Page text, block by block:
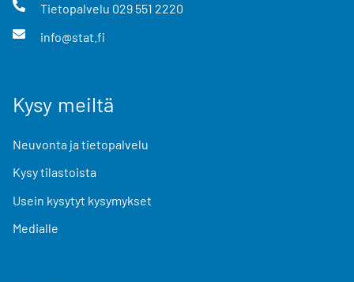
Tietopalvelu 029 551 2220
info@stat.fi
Kysy meiltä
Neuvonta ja tietopalvelu
Kysy tilastoista
Usein kysytyt kysymykset
Medialle